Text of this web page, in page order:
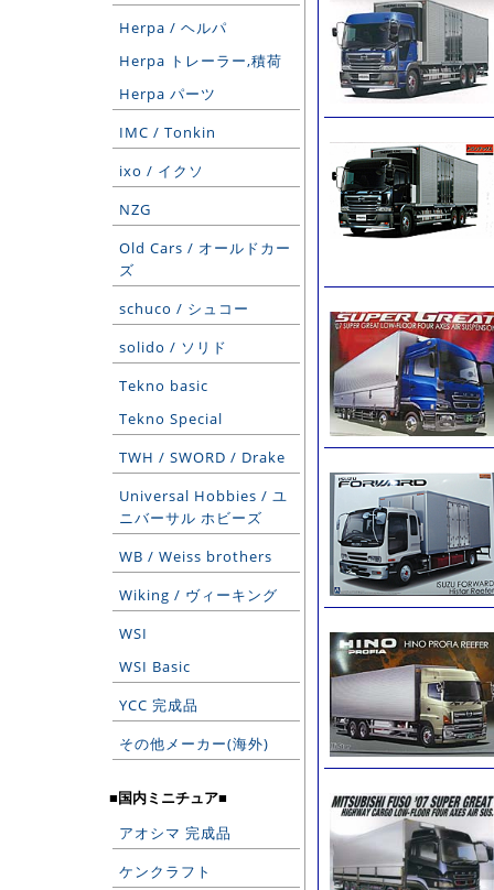
Herpa / ヘルパ
Herpa トレーラー,積荷
Herpa パーツ
IMC / Tonkin
ixo / イクソ
NZG
Old Cars / オールドカー
ズ
schuco / シュコー
solido / ソリド
Tekno basic
Tekno Special
TWH / SWORD / Drake
Universal Hobbies / ユ
ニバーサル ホビーズ
WB / Weiss brothers
Wiking / ヴィーキング
WSI
WSI Basic
YCC 完成品
その他メーカー(海外)
■国内ミニチュア■
アオシマ 完成品
ケンクラフト